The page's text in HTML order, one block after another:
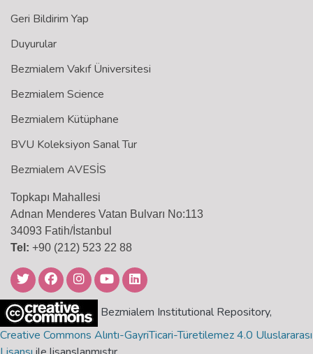
Geri Bildirim Yap
Duyurular
Bezmialem Vakıf Üniversitesi
Bezmialem Science
Bezmialem Kütüphane
BVU Koleksiyon Sanal Tur
Bezmialem AVESİS
Topkapı Mahallesi
Adnan Menderes Vatan Bulvarı No:113
34093 Fatih/İstanbul
Tel: +90 (212) 523 22 88
Bezmialem Institutional Repository,
Creative Commons Alıntı-GayriTicari-Türetilemez 4.0 Uluslararası